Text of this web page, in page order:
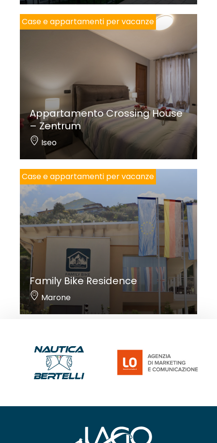
Case e appartamenti per vacanze
Appartamento Crossing House
– Zentrum
Iseo
Case e appartamenti per vacanze
Family Bike Residence
Marone